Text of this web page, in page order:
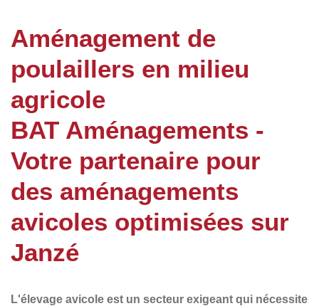
Aménagement de
poulaillers en milieu
agricole
BAT Aménagements -
Votre partenaire pour
des aménagements
avicoles optimisées sur
Janzé
L'élevage avicole est un secteur exigeant qui nécessite